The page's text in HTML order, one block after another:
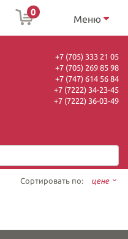
0
Меню
+7 (705) 333 21 05
+7 (705) 269 85 98
+7 (747) 614 56 84
+7 (7222) 34-23-45
+7 (7222) 36-03-49
Сортировать по: цене